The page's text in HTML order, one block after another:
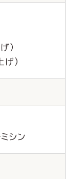
）
）
シン